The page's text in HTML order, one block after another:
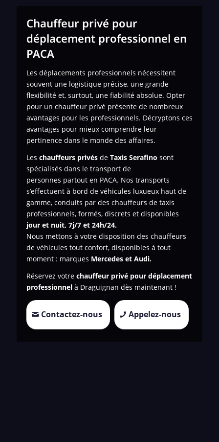
Chauffeur privé pour
déplacement professionnel en
PACA
Les déplacements professionnels nécessitent
souvent une logistique précise, une grande
flexibilité et, surtout, une fiabilité absolue. Opter
pour un chauffeur privé présente de nombreux
avantages pour les professionnels. Décryptons ces
avantages pour mieux comprendre leur
pertinence dans le monde des affaires.
Les chauffeurs privés de Taxis Serafino sont
spécialisés dans le transport de
personnes partout en PACA. Nos transports
s’effectuent à bord de véhicules luxueux haut de
gamme, conduits par des chauffeurs de taxis
professionnels, formés, discrets et disponibles
jour et nuit, 7j/7 et 24h/24.
Nous mettons à votre disposition des chauffeurs
de véhicules tout confort, disponibles à tout
moment : marques Mercedes et Audi.
Réservez votre chauffeur privé pour déplacement
professionnel à Draguignan dès maintenant !
Contactez-nous Appelez-nous